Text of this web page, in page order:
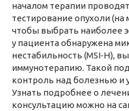
началом терапии
тестирование опухоли (на
чтобы выбрать наиболее
у пациента обнаружена
нестабильность (MSI‑H),
иммунотерапию. Такой
контроль над болезнью и
Узнать подробнее о
консультацию можно на